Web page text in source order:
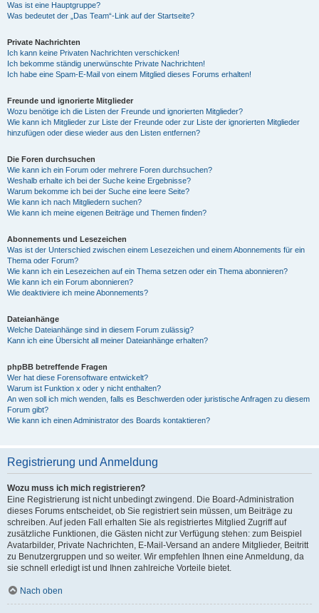
Was ist eine Hauptgruppe?
Was bedeutet der „Das Team“-Link auf der Startseite?
Private Nachrichten
Ich kann keine Privaten Nachrichten verschicken!
Ich bekomme ständig unerwünschte Private Nachrichten!
Ich habe eine Spam-E-Mail von einem Mitglied dieses Forums erhalten!
Freunde und ignorierte Mitglieder
Wozu benötige ich die Listen der Freunde und ignorierten Mitglieder?
Wie kann ich Mitglieder zur Liste der Freunde oder zur Liste der ignorierten Mitglieder
hinzufügen oder diese wieder aus den Listen entfernen?
Die Foren durchsuchen
Wie kann ich ein Forum oder mehrere Foren durchsuchen?
Weshalb erhalte ich bei der Suche keine Ergebnisse?
Warum bekomme ich bei der Suche eine leere Seite?
Wie kann ich nach Mitgliedern suchen?
Wie kann ich meine eigenen Beiträge und Themen finden?
Abonnements und Lesezeichen
Was ist der Unterschied zwischen einem Lesezeichen und einem Abonnements für ein
Thema oder Forum?
Wie kann ich ein Lesezeichen auf ein Thema setzen oder ein Thema abonnieren?
Wie kann ich ein Forum abonnieren?
Wie deaktiviere ich meine Abonnements?
Dateianhänge
Welche Dateianhänge sind in diesem Forum zulässig?
Kann ich eine Übersicht all meiner Dateianhänge erhalten?
phpBB betreffende Fragen
Wer hat diese Forensoftware entwickelt?
Warum ist Funktion x oder y nicht enthalten?
An wen soll ich mich wenden, falls es Beschwerden oder juristische Anfragen zu diesem
Forum gibt?
Wie kann ich einen Administrator des Boards kontaktieren?
Registrierung und Anmeldung
Wozu muss ich mich registrieren?
Eine Registrierung ist nicht unbedingt zwingend. Die Board-Administration
dieses Forums entscheidet, ob Sie registriert sein müssen, um Beiträge zu
schreiben. Auf jeden Fall erhalten Sie als registriertes Mitglied Zugriff auf
zusätzliche Funktionen, die Gästen nicht zur Verfügung stehen: zum Beispiel
Avatarbilder, Private Nachrichten, E-Mail-Versand an andere Mitglieder, Beitritt
zu Benutzergruppen und so weiter. Wir empfehlen Ihnen eine Anmeldung, da
sie schnell erledigt ist und Ihnen zahlreiche Vorteile bietet.
Nach oben